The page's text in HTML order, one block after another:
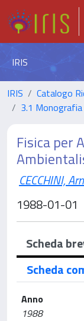
IRIS
IRIS Catalogo
3.1
Fisica per
CECCHINI,
1988-01-01
Scheda
Scheda
Anno
1988